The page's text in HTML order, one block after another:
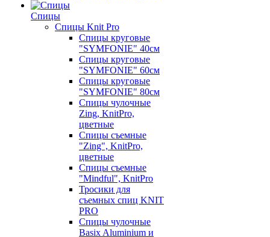
Спицы
Спицы Knit Pro
Спицы круговые
"SYMFONIE" 40см
Спицы круговые
"SYMFONIE" 60см
Спицы круговые
"SYMFONIE" 80см
Спицы чулочные
Zing, KnitPro,
цветные
Спицы съемные
"Zing", KnitPro,
цветные
Спицы съемные
"Mindful", KnitPro
Тросики для
съемных спиц KNIT
PRO
Спицы чулочные
Basix Aluminium и